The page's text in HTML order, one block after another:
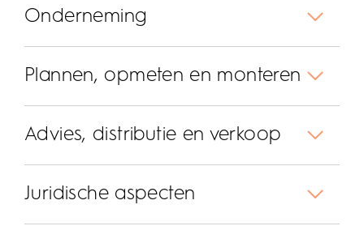
Onderneming
Plannen, opmeten en monteren
Advies, distributie en verkoop
Juridische aspecten